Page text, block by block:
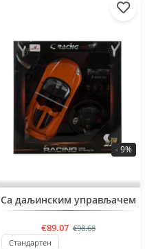
Са даљинским управљачем
€89.07 €98.68
- 9%
Стандартен